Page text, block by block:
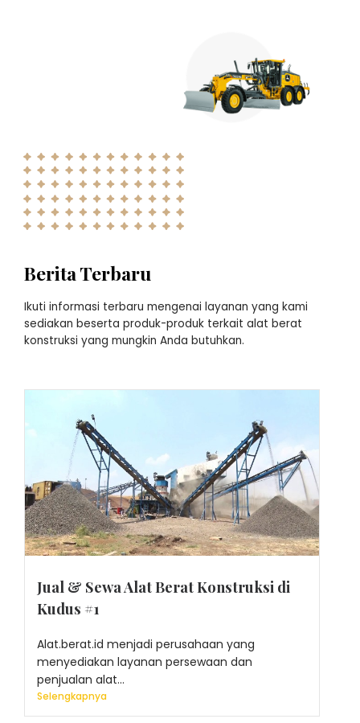
Berita Terbaru
Ikuti informasi terbaru mengenai layanan yang kami
sediakan beserta produk-produk terkait alat berat
konstruksi yang mungkin Anda butuhkan.
Jual & Sewa Alat Berat Konstruksi di
Kudus #1
Alat.berat.id menjadi perusahaan yang
menyediakan layanan persewaan dan
penjualan alat...
Selengkapnya